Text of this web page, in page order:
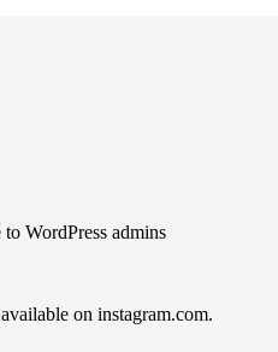
WordPress admins
on instagram.com.